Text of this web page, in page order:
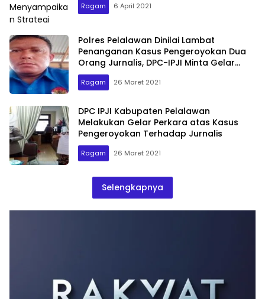
Ragam 6 April 2021
Polres Pelalawan Dinilai Lambat
Penanganan Kasus Pengeroyokan Dua
Orang Jurnalis, DPC-IPJI Minta Gelar
Perkara Khusus
Ragam 26 Maret 2021
DPC IPJI Kabupaten Pelalawan
Melakukan Gelar Perkara atas Kasus
Pengeroyokan Terhadap Jurnalis
Ragam 26 Maret 2021
Selengkapnya